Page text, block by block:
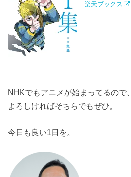
楽天ブックス
NHKでもアニメが始まってるので、
よろしければそちらでもぜひ。
今日も良い1日を。